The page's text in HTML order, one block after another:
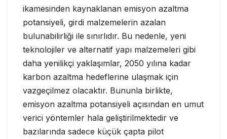
ikamesinden kaynaklanan emisyon azaltma
potansiyeli, girdi malzemelerin azalan
bulunabilirliği ile sınırlıdır. Bu nedenle, yeni
teknolojiler ve alternatif yapı malzemeleri gibi
daha yenilikçi yaklaşımlar, 2050 yılına kadar
karbon azaltma hedeflerine ulaşmak için
vazgeçilmez olacaktır. Bununla birlikte,
emisyon azaltma potansiyeli açısından en umut
verici yöntemler hala geliştirilmektedir ve
bazılarında sadece küçük çapta pilot